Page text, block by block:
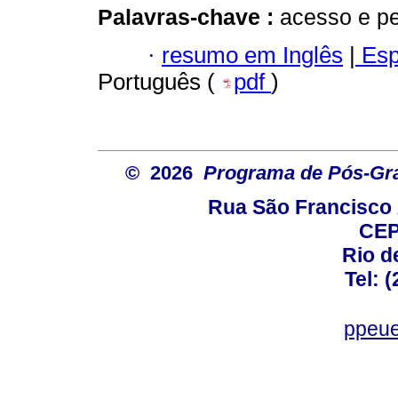
Palavras-chave : acesso e
· resumo em Inglês |
Português (
pdf )
© 2026 Programa de Pós-
Rua São Francisco
Rio
Tel: